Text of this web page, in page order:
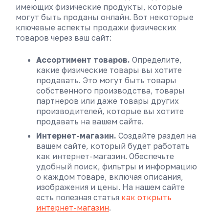
имеющих физические продукты, которые
могут быть проданы онлайн. Вот некоторые
ключевые аспекты продажи физических
товаров через ваш сайт:
Ассортимент товаров. Определите,
какие физические товары вы хотите
продавать. Это могут быть товары
собственного производства, товары
партнеров или даже товары других
производителей, которые вы хотите
продавать на вашем сайте.
Интернет-магазин. Создайте раздел на
вашем сайте, который будет работать
как интернет-магазин. Обеспечьте
удобный поиск, фильтры и информацию
о каждом товаре, включая описания,
изображения и цены. На нашем сайте
есть полезная статья как открыть
интернет-магазин.